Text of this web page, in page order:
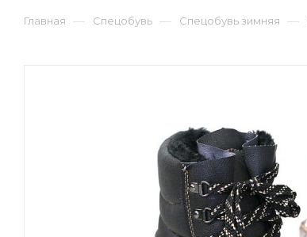
Главная — Спецобувь — Спецобувь зимняя —